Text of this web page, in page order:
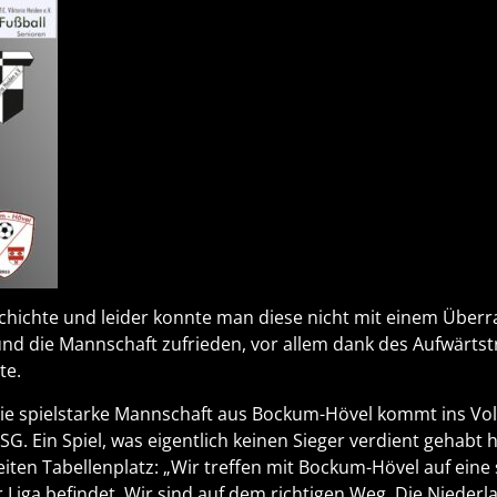
und leider konnte man diese nicht mit einem
die Mannschaft zufrieden, vor allem dank des
spielstarke Mannschaft aus Bockum-Hövel kommt ins
Ein Spiel, was eigentlich keinen Sieger verdient gehabt
Tabellenplatz: „Wir treffen mit Bockum-Hövel auf